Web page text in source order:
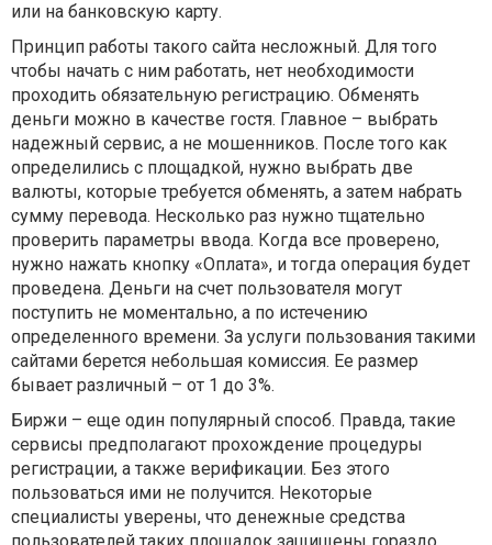
или на банковскую карту.
Принцип работы такого сайта несложный. Для того
чтобы начать с ним работать, нет необходимости
проходить обязательную регистрацию. Обменять
деньги можно в качестве гостя. Главное – выбрать
надежный сервис, а не мошенников. После того как
определились с площадкой, нужно выбрать две
валюты, которые требуется обменять, а затем набрать
сумму перевода. Несколько раз нужно тщательно
проверить параметры ввода. Когда все проверено,
нужно нажать кнопку «Оплата», и тогда операция будет
проведена. Деньги на счет пользователя могут
поступить не моментально, а по истечению
определенного времени. За услуги пользования такими
сайтами берется небольшая комиссия. Ее размер
бывает различный – от 1 до 3%.
Биржи – еще один популярный способ. Правда, такие
сервисы предполагают прохождение процедуры
регистрации, а также верификации. Без этого
пользоваться ими не получится. Некоторые
специалисты уверены, что денежные средства